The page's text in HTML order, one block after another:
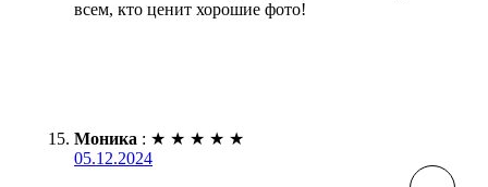
всем, кто ценит хорошие фото!
Моника : ★ ★ ★ ★ ★
05.12.2024